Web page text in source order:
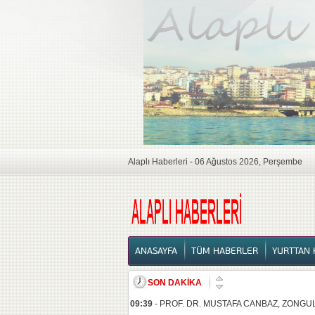
Alaplı Haberleri - 06 Ağustos 2026, Perşembe
ANASAYFA
ANASAYFA TÜM HABERLER YURTTAN
SON DAKİKA
09:39 - PROF. DR. MUSTAFA CANBAZ,